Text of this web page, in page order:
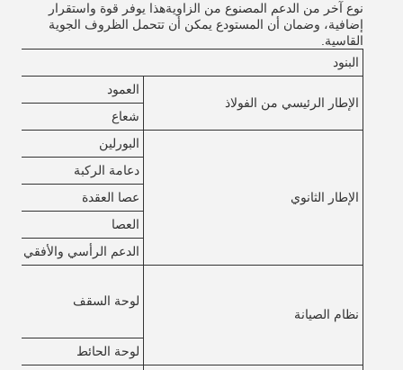
نوع آخر من الدعم المصنوع من الزاويةهذا يوفر قوة واستقرار
إضافية، وضمان أن المستودع يمكن أن تتحمل الظروف الجوية
القاسية.
البنود
الإطار الرئيسي من الفولاذ
العمود
شعاع
الإطار الثانوي
البورلين
دعامة الركبة
عصا العقدة
العصا
الدعم الرأسي والأفقي
نظام الصيانة
لوحة السقف
لوحة الحائط